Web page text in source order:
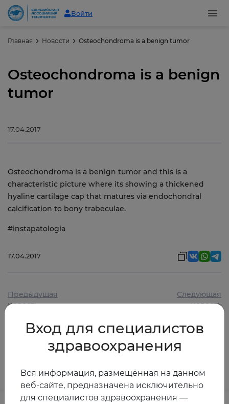
Войти
Главная Новости Osteochondroma is a benign tumor
Osteochondroma is a benign
tumor
17.04.2017
Osteochondroma is a benign tumor and this is a
characteristic picture where its showing a thickened
hyaline cartilage cap that matures via endochondral
calcification to bony trabeculae.
#instapatologia
17.04.2017
Предыдущая
новость
Следующая
новость
Вход для специалистов
здравоохранения
Вся информация, размещённая на данном
веб-сайте, предназначена исключительно
для специалистов здравоохранения —